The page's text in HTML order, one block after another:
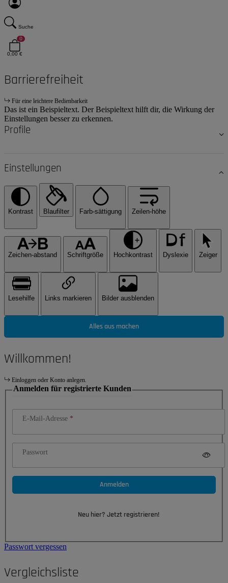
Suche
0
0,00 €
Barrierefreiheit
Für eine leichtere Bedienbarkeit
Das ist ein Beispieltext. Der Beispieltext hilft dir, die Wirkung der
Einstellungen besser zu erkennen.
Profile
Einstellungen
Kontrast Blaufilter Farb-sättigung Zeilen-höhe
Zeichen-abstand Schriftgröße Hochkontrast Dyslexie Zeiger
Lesehilfe Links markieren Bilder ausblenden
Alles aus machen
Willkommen!
Einloggen oder Konto anlegen.
Anmelden für registrierte Kunden
E-Mail-Adresse
Passwort
Anmelden
Neu hier? Jetzt registrieren!
Passwort vergessen
Vergleichsliste